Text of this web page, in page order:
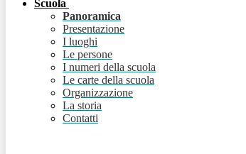
Scuola
Panoramica
Presentazione
I luoghi
Le persone
I numeri della scuola
Le carte della scuola
Organizzazione
La storia
Contatti